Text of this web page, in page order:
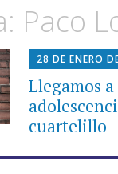
Paco
28 DE ENERO
Llegamos
cuartelillo